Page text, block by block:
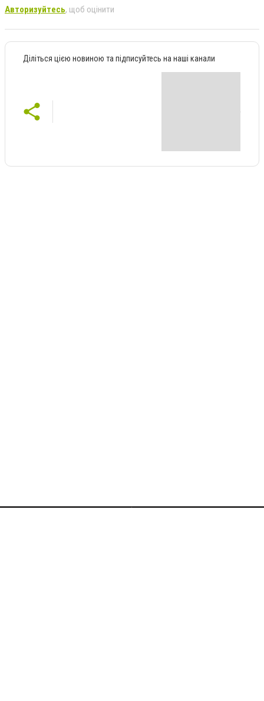
Авторизуйтесь, щоб оцінити
Діліться цією новиною та підписуйтесь на наші канали